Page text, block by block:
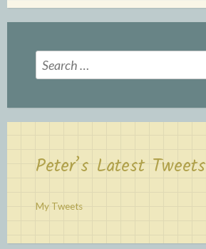
Search
for:
Peter’s Latest Tweets
My Tweets